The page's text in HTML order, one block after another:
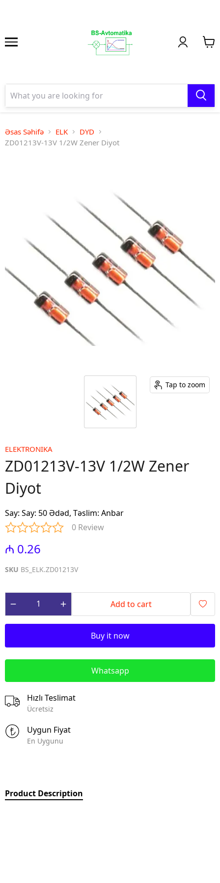
Əsas Səhifə ELK
DYD
ZD01213V-13V 1/2W Zener Diyot
Tap to zoom
ELEKTRONIKA
ZD01213V-13V 1/2W Zener
Diyot
Say: Say: 50 Ədəd, Təslim: Anbar
0 Review
₼ 0.26
SKU BS_ELK.ZD01213V
Add to cart
Buy it now
Whatsapp
Hızlı Teslimat
Ücretsiz
Uygun Fiyat
En Uygunu
Product Description